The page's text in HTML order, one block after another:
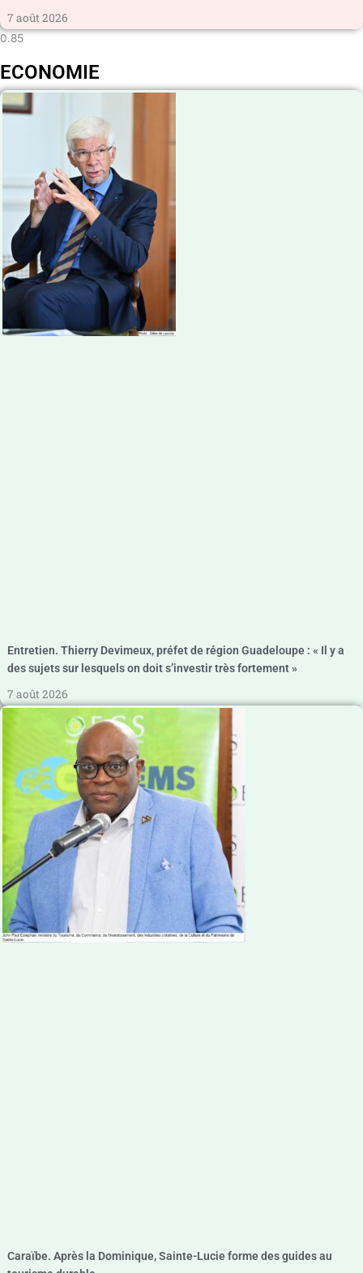
7 août 2026
ECONOMIE
Entretien. Thierry Devimeux, préfet de région Guadeloupe : « Il y a
des sujets sur lesquels on doit s’investir très fortement »
7 août 2026
Caraïbe. Après la Dominique, Sainte-Lucie forme des guides au